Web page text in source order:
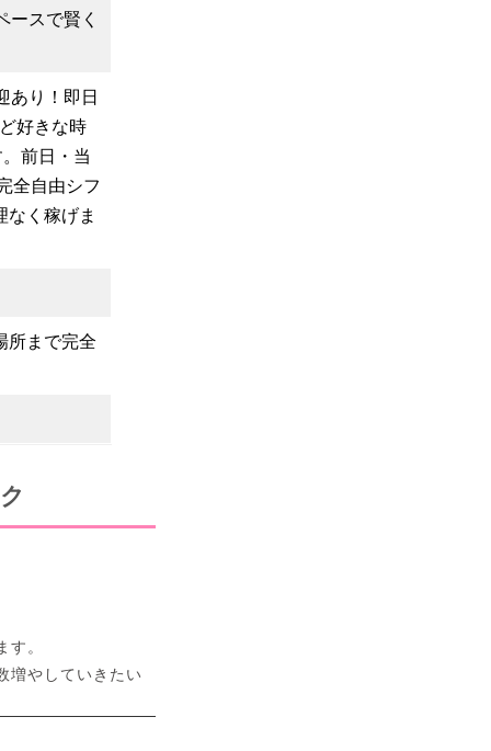
ースで賢く
あり！即日
好きな時
前日・当
全自由シフ
なく稼げま
所まで完全
。
増やしていきたい